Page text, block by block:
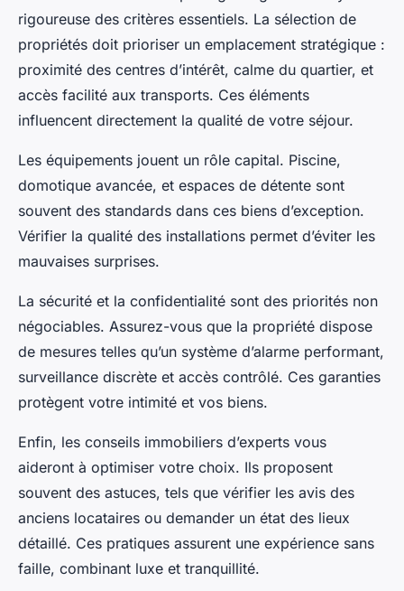
rigoureuse des critères essentiels. La sélection de
propriétés doit prioriser un emplacement stratégique :
proximité des centres d’intérêt, calme du quartier, et
accès facilité aux transports. Ces éléments
influencent directement la qualité de votre séjour.
Les équipements jouent un rôle capital. Piscine,
domotique avancée, et espaces de détente sont
souvent des standards dans ces biens d’exception.
Vérifier la qualité des installations permet d’éviter les
mauvaises surprises.
La sécurité et la confidentialité sont des priorités non
négociables. Assurez-vous que la propriété dispose
de mesures telles qu’un système d’alarme performant,
surveillance discrète et accès contrôlé. Ces garanties
protègent votre intimité et vos biens.
Enfin, les conseils immobiliers d’experts vous
aideront à optimiser votre choix. Ils proposent
souvent des astuces, tels que vérifier les avis des
anciens locataires ou demander un état des lieux
détaillé. Ces pratiques assurent une expérience sans
faille, combinant luxe et tranquillité.